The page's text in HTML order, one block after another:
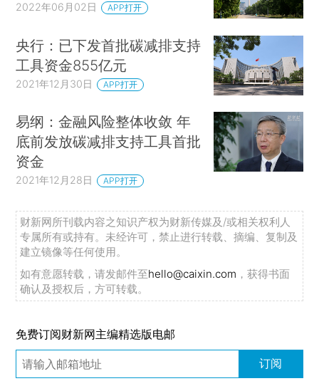
2022年06月02日 APP打开
央行：已下发首批碳减排支持
工具资金855亿元
2021年12月30日 APP打开
易纲：金融风险整体收敛 年
底前发放碳减排支持工具首批
资金
2021年12月28日 APP打开
财新网所刊载内容之知识产权为财新传媒及/或相关权利人
专属所有或持有。未经许可，禁止进行转载、摘编、复制及
建立镜像等任何使用。
如有意愿转载，请发邮件至hello@caixin.com ，获得书面
确认及授权后，方可转载。
免费订阅财新网主编精选版电邮
订阅